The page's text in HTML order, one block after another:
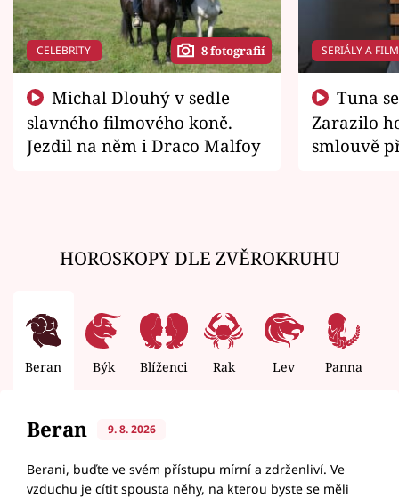
CELEBRITY 8 fotografií
slavného filmového koně.
Jezdil na něm i Draco Malfoy
SERIÁLY A
Zarazilo
smlouvě
HOROSKOPY DLE ZVĚROKRUHU
Beran Býk Blíženci Rak Lev Panna
Beran 9. 8. 2026
Berani, buďte ve svém přístupu mírní a zdrženliví. Ve
vzduchu je cítit spousta něhy, na kterou byste se měli